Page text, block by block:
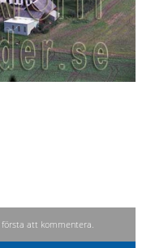
första att kommentera.